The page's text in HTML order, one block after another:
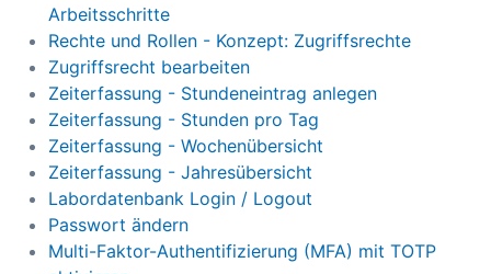
Arbeitsschritte
Rechte und Rollen - Konzept: Zugriffsrechte
Zugriffsrecht bearbeiten
Zeiterfassung - Stundeneintrag anlegen
Zeiterfassung - Stunden pro Tag
Zeiterfassung - Wochenübersicht
Zeiterfassung - Jahresübersicht
Labordatenbank Login / Logout
Passwort ändern
Multi-Faktor-Authentifizierung (MFA) mit TOTP